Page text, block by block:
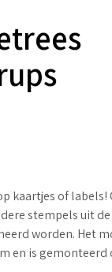
kaartjes of labels!
stempels uit de
worden. Het
en is gemonteerd